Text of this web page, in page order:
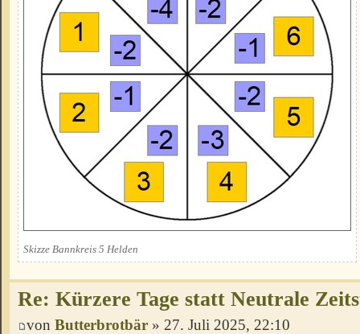
Skizze Bannkreis 5 Helden
Re: Kürzere Tage statt Neutrale
von Butterbrotbär » 27. Juli 2025, 22:10